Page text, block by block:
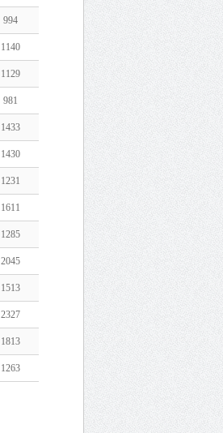
994
1140
1129
981
1433
1430
1231
1611
1285
2045
1513
2327
1813
1263